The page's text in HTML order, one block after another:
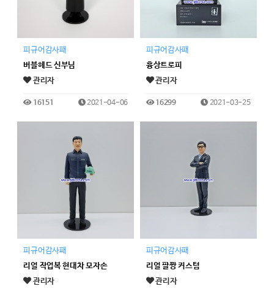
피규어감사패
버블헤드 신부님
관리자
16151 2021-04-06
피규어감사패
흉상트로피
관리자
16299 2021-03-25
피규어감사패
리얼 작업복 현대차 모자손
관리자
피규어감사패
리얼 팔짱 커스텀
관리자